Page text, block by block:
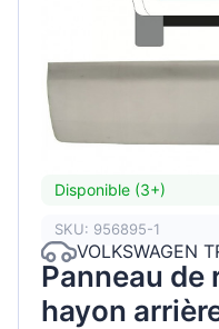
Disponible (3+)
SKU: 956895-1
VOLKSWAGEN
Panneau de
hayon